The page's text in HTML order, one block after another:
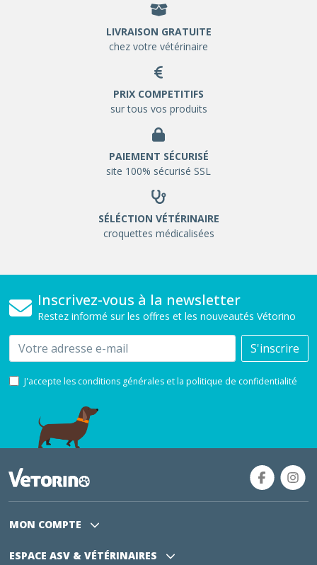
LIVRAISON GRATUITE
chez votre vétérinaire
PRIX COMPETITIFS
sur tous vos produits
PAIEMENT SÉCURISÉ
site 100% sécurisé SSL
SÉLÉCTION VÉTÉRINAIRE
croquettes médicalisées
Inscrivez-vous à la newsletter
Restez informé sur les offres et les nouveautés Vétorino
Email S'inscrire
J'accepte les conditions générales et la politique de confidentialité
MON COMPTE
ESPACE ASV & VÉTÉRINAIRES